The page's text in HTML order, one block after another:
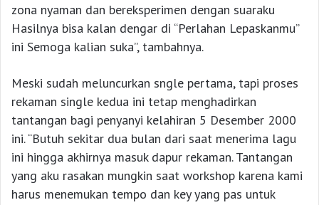
zona nyaman dan bereksperimen dengan suaraku
Hasilnya bisa kalan dengar di “Perlahan Lepaskanmu”
ini Semoga kalian suka”, tambahnya.
Meski sudah meluncurkan sngle pertama, tapi proses
rekaman single kedua ini tetap menghadirkan
tantangan bagi penyanyi kelahiran 5 Desember 2000
ini. “Butuh sekitar dua bulan dari saat menerima lagu
ini hingga akhirnya masuk dapur rekaman. Tantangan
yang aku rasakan mungkin saat workshop karena kami
harus menemukan tempo dan key yang pas untuk